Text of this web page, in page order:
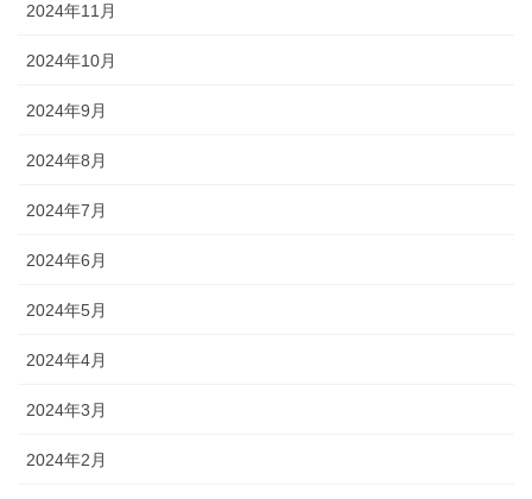
2024年11月
2024年10月
2024年9月
2024年8月
2024年7月
2024年6月
2024年5月
2024年4月
2024年3月
2024年2月